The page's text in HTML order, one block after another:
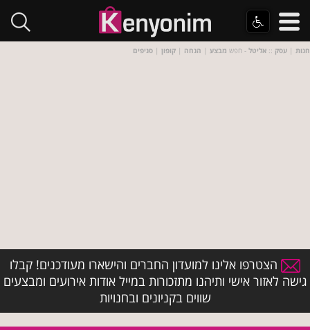
חנות | עסק :: אליטל - חפש מבצע | הנחה | קופון | סניפים
הצטרפו אלינו למועדון החברים והישארו מעודכנים! קבלו
גישה לאזור אישי ותיהנו מתזכורות במייל אודות אירועים ומבצעים
שווים בקניונים ובחנויות